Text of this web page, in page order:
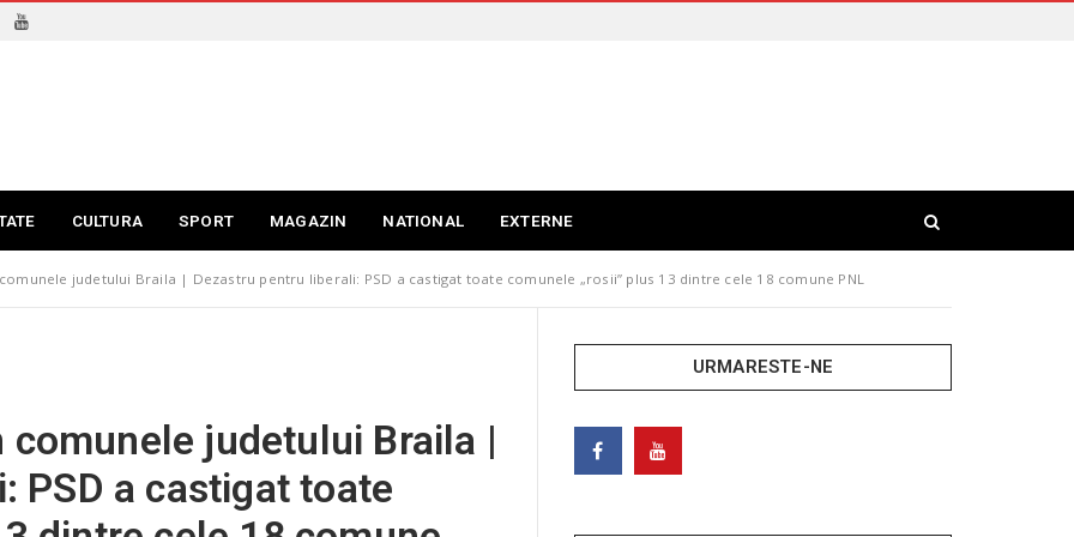
CULTURA SPORT MAGAZIN NATIONAL EXTERNE
judetului Braila | Dezastru pentru liberali: PSD a castigat toate comunele „rosii” plus 13 dintre cele 18 comune PNL
comunele judetului Braila |
PSD a castigat toate
URMARESTE-NE